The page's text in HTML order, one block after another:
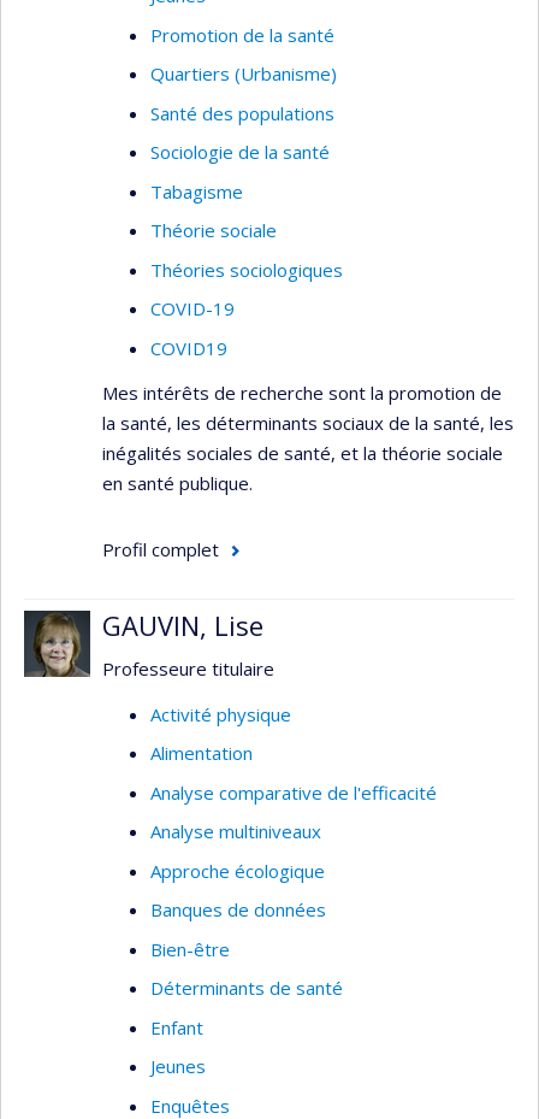
d'influencer la transmission des infections
nosocomiales et de contribuer à la formation des
(serious gaming).
En tant que sociologue spécialisée en relations
ethniques et immigration et comme socio-
épidémiologiste, je m'intéresse particulièrement
aux déterminants sociaux de la santé. Afin de
bien surveiller la santé des populations et les
inégalités sociales de la santé, il est nécessaire
de correctement mesurer les déterminants
développement d'indices de défavorisation et de
vulnérabilité sur la base d'indicateurs
publiquement disponibles et ce, à très petite
échelle géographique.
Promotion de la santé
Quartiers (Urbanisme)
Santé des populations
Sociologie de la santé
Tabagisme
Théorie sociale
Théories sociologiques
COVID-19
COVID19
Mes intérêts de recherche sont la promotion de
la santé, les déterminants sociaux de la santé, les
inégalités sociales de santé, et la théorie sociale
en santé publique.
Profil complet
GAUVIN, Lise
Professeure titulaire
Activité physique
Alimentation
Analyse comparative de l'efficacité
Analyse multiniveaux
Approche écologique
Banques de données
Bien-être
Déterminants de santé
Enfant
Jeunes
Enquêtes